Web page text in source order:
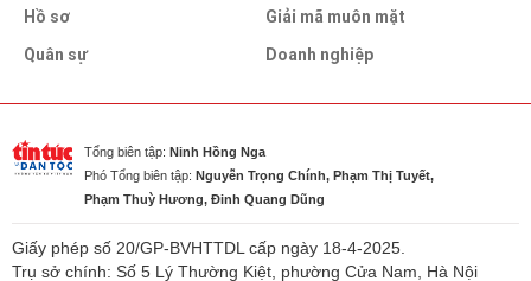
Hồ sơ
Quân sự
Giải mã muôn mặt
Doanh nghiệp
Tổng biên tập: Ninh Hồng Nga
Phó Tổng biên tập: Nguyễn Trọng Chính, Phạm Thị Tuyết,
Phạm Thuỳ Hương, Đinh Quang Dũng
Giấy phép số 20/GP-BVHTTDL cấp ngày 18-4-2025.
Trụ sở chính: Số 5 Lý Thường Kiệt, phường Cửa Nam, Hà Nội